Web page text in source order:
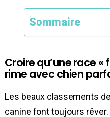
Sommaire
Croire qu’une race «
rime avec chien
Les beaux classements
canine font toujours